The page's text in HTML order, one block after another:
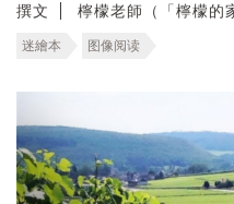
撰文 檸檬老師（「檸檬的
迷繪本 图像阅读